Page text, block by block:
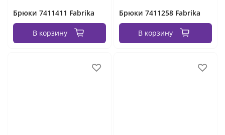
Брюки 7411411 Fabrika
В корзину
Брюки 7411258 Fabrika
В корзину